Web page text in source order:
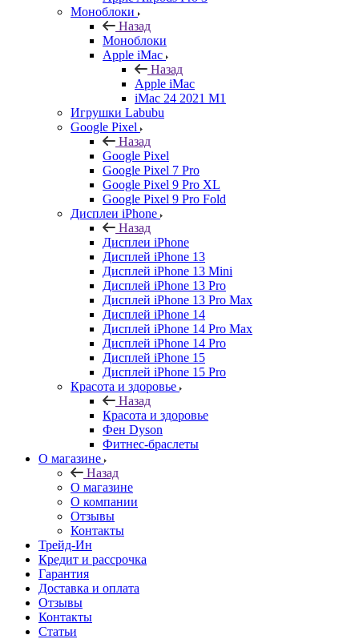
Моноблоки
Назад
Моноблоки
Apple iMac
Назад
Apple iMac
iMac 24 2021 M1
Игрушки Labubu
Google Pixel
Назад
Google Pixel
Google Pixel 7 Pro
Google Pixel 9 Pro XL
Google Pixel 9 Pro Fold
Дисплеи iPhone
Назад
Дисплеи iPhone
Дисплей iPhone 13
Дисплей iPhone 13 Mini
Дисплей iPhone 13 Pro
Дисплей iPhone 13 Pro Max
Дисплей iPhone 14
Дисплей iPhone 14 Pro Max
Дисплей iPhone 14 Pro
Дисплей iPhone 15
Дисплей iPhone 15 Pro
Красота и здоровье
Назад
Красота и здоровье
Фен Dyson
Фитнес-браслеты
О магазине
Назад
О магазине
О компании
Отзывы
Контакты
Трейд-Ин
Кредит и рассрочка
Гарантия
Доставка и оплата
Отзывы
Контакты
Статьи